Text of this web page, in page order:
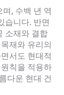
, 수백 년 역
습니다. 반면
소재와 결합
재와 유리의
서도 현대적
칙을 적용하
다운 현대 건